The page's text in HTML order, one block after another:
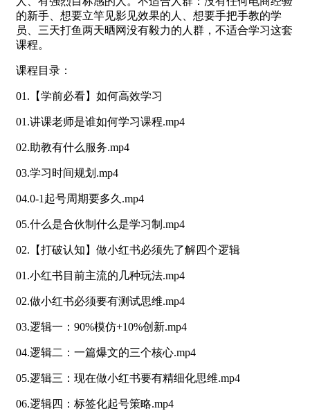
的新手、想要立竿见影见效果的人、想要手把手教的学
员、三天打鱼两天晒网没有毅力的人群，不适合学习这套
课程。
课程目录：
01.【学前必看】如何高效学习
01.讲课老师是谁如何学习课程.mp4
02.助教有什么服务.mp4
03.学习时间规划.mp4
04.0-1起号周期要多久.mp4
05.什么是合伙制什么是学习制.mp4
02.【打破认知】做小红书必须先了解四个逻辑
01.小红书目前主流的几种玩法.mp4
02.做小红书必须要有测试思维.mp4
03.逻辑一：90%模仿+10%创新.mp4
04.逻辑二：一篇爆文的三个核心.mp4
05.逻辑三：现在做小红书要有精细化思维.mp4
06.逻辑四：标签化起号策略.mp4